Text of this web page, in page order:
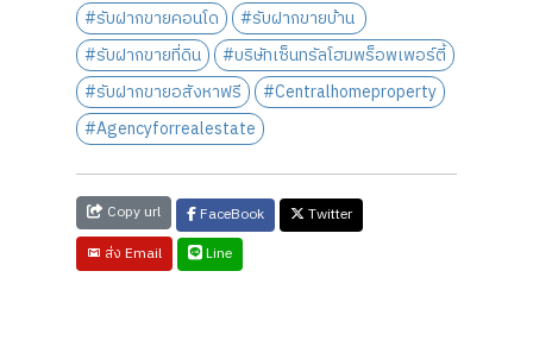
#รับฝากขายคอนโด
#รับฝากขายบ้าน
#รับฝากขายที่ดิน
#บริษัทเซ็นทรัลโฮมพร็อพเพอร์ตี้
#รับฝากขายอสังหาฟรี
#Centralhomeproperty
#Agencyforrealestate
Copy url FaceBook
Twitter
ส่ง Email
Line